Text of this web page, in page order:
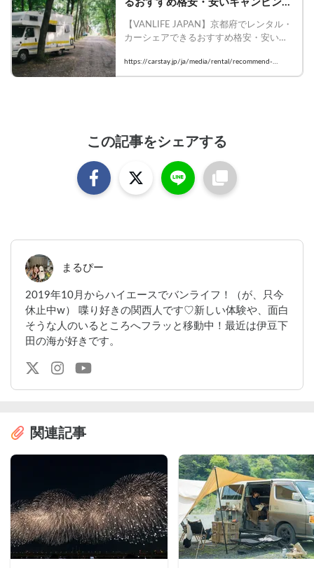
るおすすめ格安・安いキャンピング
アVANLIFE JAPAN
【VANLIFE JAPAN】京都府でレンタル・
カーシェアできるおすすめ格安・安いキ
    #Carstay #VANLIFEJAPAN #バンライ
フ #バンシェア #キャンピングカー #レン
https://carstay.jp/ja/media/rental/recommend-
kyoto/
この記事をシェアする
まるぴー
2019年10月からハイエースでバンライフ！（が、只今
休止中w） 喋り好きの関西人です♡新しい体験や、面白
そうな人のいるところへフラッと移動中！最近は伊豆下
田の海が好きです。
関連記事